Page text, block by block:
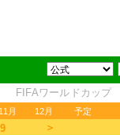
FIFAワールドカップ
11月 12月 予定
9 ＞